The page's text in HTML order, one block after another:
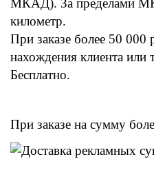
МКАД). За пределами
километр.
При заказе более 50 000
нахождения клиента или
Бесплатно.
При заказе на сумму